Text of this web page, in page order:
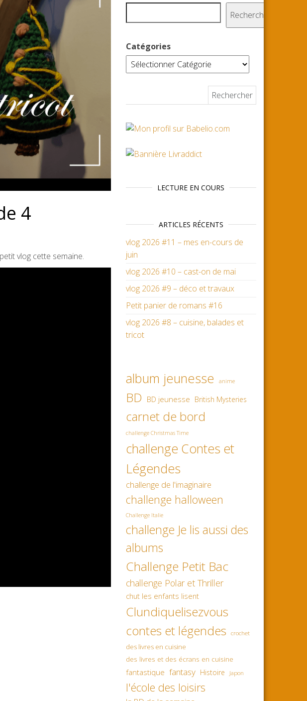
4
vlog cette semaine.
Rechercher
Catégories
LECTURE EN COURS
ARTICLES RÉCENTS
vlog 2026 #11 – mes en-cours de
juin
vlog 2026 #10 – cast-on de mai
vlog 2026 #9 – déco et travaux
Petit panier de romans #16
vlog 2026 #8 – cuisine, balades et
tricot
album jeunesse anime
BD BD jeunesse British Mysteries
carnet de bord
challenge Christmas Time
challenge Contes et
Légendes
challenge de l'imaginaire
challenge halloween
Challenge Italie
challenge Je lis aussi des
albums
Challenge Petit Bac
challenge Polar et Thriller
chut les enfants lisent
Clundiquelisezvous
contes et légendes
crochet
des livres en cuisine
des livres et des écrans en cuisine
fantastique fantasy Histoire Japon
l'école des loisirs